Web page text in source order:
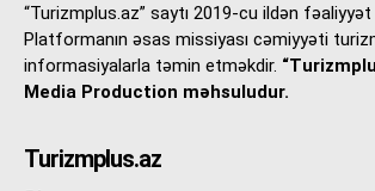
“Turizmplus.az” saytı 2019-cu ildən
Platformanın əsas missiyası cəmiyyəti
informasiyalarla təmin etməkdir.
Media Production məhsuludur.
Turizmplus.az